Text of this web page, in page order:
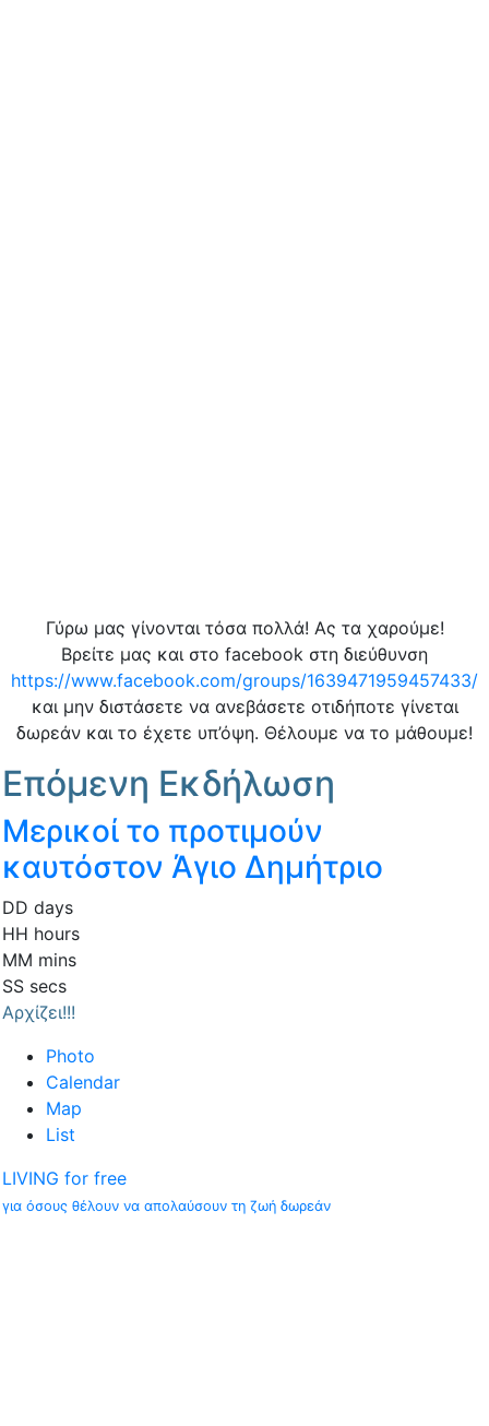
Γύρω μας γίνονται τόσα πολλά! Ας τα χαρούμε!
Βρείτε μας και στο facebook στη διεύθυνση
https://www.facebook.com/groups/1639471959457433/
και μην διστάσετε να ανεβάσετε οτιδήποτε γίνεται
δωρεάν και το έχετε υπ’όψη. Θέλουμε να το μάθουμε!
Επόμενη Εκδήλωση
Μερικοί το προτιμούν
καυτόστον Άγιο Δημήτριο
DD days
HH hours
MM mins
SS secs
Αρχίζει!!!
Photo
Calendar
Map
List
LIVING for free
για όσους θέλουν να απολαύσουν τη ζωή δωρεάν